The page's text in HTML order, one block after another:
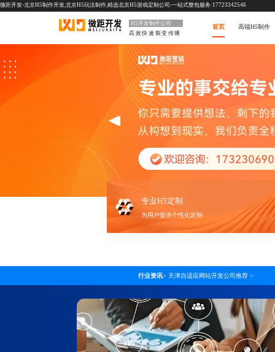
微距开发-北京H5制作开发,北京H5玩法制作,精选北京H5游戏定制公司-一站式整包服务:17723342546
H5开发制作公司
高效快速裂变传播
首页 高端H5制作
专业H5定制
为用户提供个性化定制
行业资讯> 天津自适应网站开发公司推荐 >